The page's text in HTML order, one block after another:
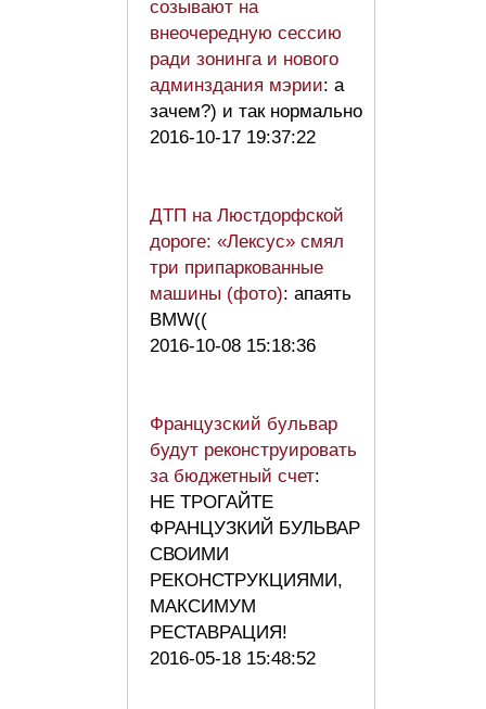
созывают на
внеочередную сессию
ради зонинга и нового
админздания мэрии: а
зачем?) и так нормально
2016-10-17 19:37:22
ДТП на Люстдорфской
дороге: «Лексус» смял
три припаркованные
машины (фото): апаять
BMW((
2016-10-08 15:18:36
Французский бульвар
будут реконструировать
за бюджетный счет:
НЕ ТРОГАЙТЕ
ФРАНЦУЗКИЙ БУЛЬВАР
СВОИМИ
РЕКОНСТРУКЦИЯМИ,
МАКСИМУМ
РЕСТАВРАЦИЯ!
2016-05-18 15:48:52